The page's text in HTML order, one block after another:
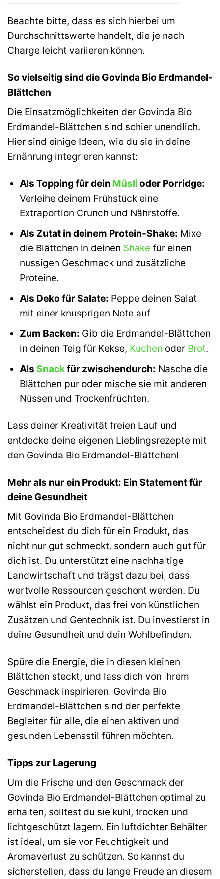
Beachte bitte, dass es sich hierbei um
Durchschnittswerte handelt, die je nach
Charge leicht variieren können.
So vielseitig sind die Govinda Bio Erdmandel-
Blättchen
Die Einsatzmöglichkeiten der Govinda Bio
Erdmandel-Blättchen sind schier unendlich.
Hier sind einige Ideen, wie du sie in deine
Ernährung integrieren kannst:
Als Topping für dein Müsli oder Porridge:
Verleihe deinem Frühstück eine
Extraportion Crunch und Nährstoffe.
Als Zutat in deinem Protein-Shake: Mixe
die Blättchen in deinen Shakefür einen
nussigen Geschmack und zusätzliche
Proteine.
Als Deko für Salate: Peppe deinen Salat
mit einer knusprigen Note auf.
Zum Backen: Gib die Erdmandel-Blättchen
in deinen Teig für Kekse, Kuchen oder Brot.
Als Snackfür zwischendurch: Nasche die
Blättchen pur oder mische sie mit anderen
Nüssen und Trockenfrüchten.
Lass deiner Kreativität freien Lauf und
entdecke deine eigenen Lieblingsrezepte mit
den Govinda Bio Erdmandel-Blättchen!
Mehr als nur ein Produkt: Ein Statement für
deine Gesundheit
Mit Govinda Bio Erdmandel-Blättchen
entscheidest du dich für ein Produkt, das
nicht nur gut schmeckt, sondern auch gut für
dich ist. Du unterstützt eine nachhaltige
Landwirtschaft und trägst dazu bei, dass
wertvolle Ressourcen geschont werden. Du
wählst ein Produkt, das frei von künstlichen
Zusätzen und Gentechnik ist. Du investierst in
deine Gesundheit und dein Wohlbefinden.
Spüre die Energie, die in diesen kleinen
Blättchen steckt, und lass dich von ihrem
Geschmack inspirieren. Govinda Bio
Erdmandel-Blättchen sind der perfekte
Begleiter für alle, die einen aktiven und
gesunden Lebensstil führen möchten.
Tipps zur Lagerung
Um die Frische und den Geschmack der
Govinda Bio Erdmandel-Blättchen optimal zu
erhalten, solltest du sie kühl, trocken und
lichtgeschützt lagern. Ein luftdichter Behälter
ist ideal, um sie vor Feuchtigkeit und
Aromaverlust zu schützen. So kannst du
sicherstellen, dass du lange Freude an diesem